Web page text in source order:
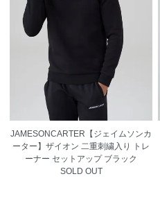
JAMESONCARTER【ジェイムソンカ
ーター】ザイオン 二重刺繍入り トレ
ーナー セットアップ ブラック
SOLD OUT